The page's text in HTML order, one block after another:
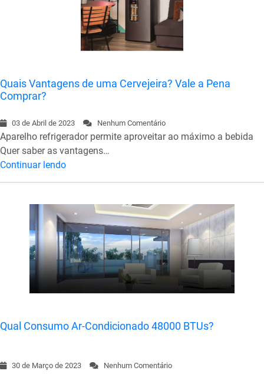
Quais Vantagens de uma Cervejeira? Vale a Pena
Comprar?
03 de Abril de 2023 Nenhum Comentário
Aparelho refrigerador permite aproveitar ao máximo a bebida
Quer saber as vantagens…
Continuar lendo
Qual Consumo Ar-Condicionado 48000 BTUs?
30 de Março de 2023 Nenhum Comentário